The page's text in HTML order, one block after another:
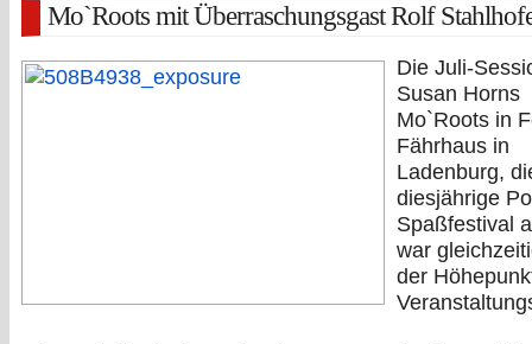
Mo`Roots mit Überraschungsgast Rolf
Die Juli-
Susan Horns
Mo`Roots in
Fährhaus in
Ladenburg,
diesjährige
Spaßfestival
war
der